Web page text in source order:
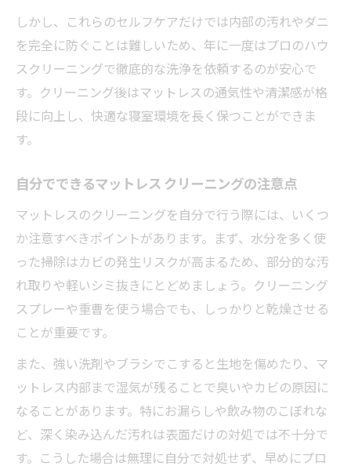
実現
マットレスクリーニング 出張の手軽さを実
ベッドのクリーニング依頼が家事負担を削
維持
自宅で完結ベッドクリーニングのポイント
家族の健康を守るために今できるハウスクリー
ニング
ハウスクリーニングで家族の快眠と健康を
守る
ベッドのアレルゲン除去で安心な寝室づく
り
マットレスクリーニング業者活用の賢い選
択
自分でできるハウスクリーニングの工夫を
紹介
しかし、これらのセルフケアだけでは内部の汚れやダニ
を完全に防ぐことは難しいため、年に一度はプロのハウ
スクリーニングで徹底的な洗浄を依頼するのが安心で
す。クリーニング後はマットレスの通気性や清潔感が格
段に向上し、快適な寝室環境を長く保つことができま
す。
自分でできるマットレス クリーニングの注意点
マットレスのクリーニングを自分で行う際には、いくつ
か注意すべきポイントがあります。まず、水分を多く使
った掃除はカビの発生リスクが高まるため、部分的な汚
れ取りや軽いシミ抜きにとどめましょう。クリーニング
スプレーや重曹を使う場合でも、しっかりと乾燥させる
ことが重要です。
また、強い洗剤やブラシでこすると生地を傷めたり、マ
ットレス内部まで湿気が残ることで臭いやカビの原因に
なることがあります。特にお漏らしや飲み物のこぼれな
ど、深く染み込んだ汚れは表面だけの対処では不十分で
す。こうした場合は無理に自分で対処せず、早めにプロ